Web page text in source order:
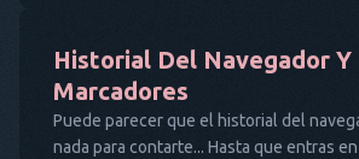
Historial Del Navegador Y
Marcadores
Puede parecer que el historial del
nada para contarte... Hasta que entras